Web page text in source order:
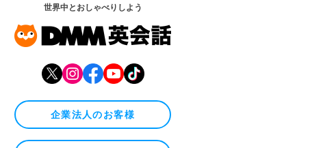
世界中とおしゃべりしよう
企業法人のお客様